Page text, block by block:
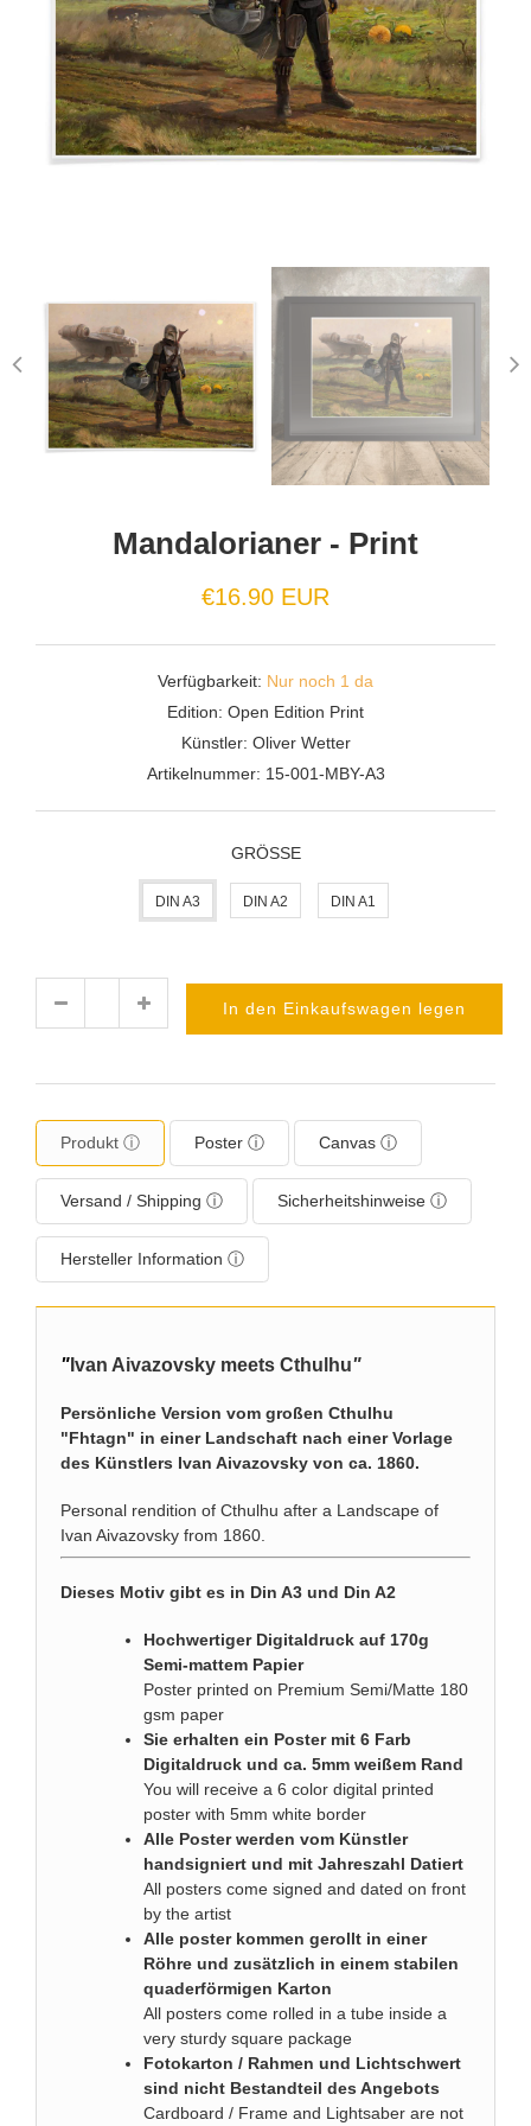
Mandalorianer - Print
€16.90 EUR
Verfügbarkeit: Nur noch 1 da
Edition: Open Edition Print
Künstler: Oliver Wetter
Artikelnummer: 15-001-MBY-A3
GRÖSSE
DIN A3 DIN A2 DIN A1
In den Einkaufswagen legen
Produkt ⓘ Poster ⓘ Canvas ⓘ
Versand / Shipping ⓘ Sicherheitshinweise ⓘ
Hersteller Information ⓘ
" Ivan Aivazovsky meets Cthulhu"
Persönliche Version vom großen Cthulhu
"Fhtagn" in einer Landschaft nach einer Vorlage
des Künstlers Ivan Aivazovsky von ca. 1860.
Personal rendition of Cthulhu after a Landscape of
Ivan Aivazovsky from 1860.
Dieses Motiv gibt es in Din A3 und Din A2
Hochwertiger Digitaldruck auf 170g
Semi-mattem Papier
Poster printed on Premium Semi/Matte 180
gsm paper
Sie erhalten ein Poster mit 6 Farb
Digitaldruck und ca. 5mm weißem Rand
You will receive a 6 color digital printed
poster with 5mm white border
Alle Poster werden vom Künstler
handsigniert und mit Jahreszahl Datiert
All posters come signed and dated on front
by the artist
Alle poster kommen gerollt in einer
Röhre und zusätzlich in einem stabilen
quaderförmigen Karton
All posters come rolled in a tube inside a
very sturdy square package
Fotokarton / Rahmen und Lichtschwert
sind nicht Bestandteil des Angebots
Cardboard / Frame and Lightsaber are not